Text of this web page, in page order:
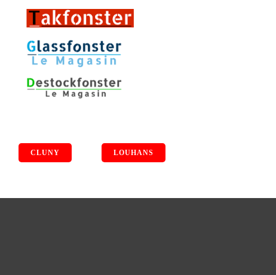
CLUNY LOUHANS